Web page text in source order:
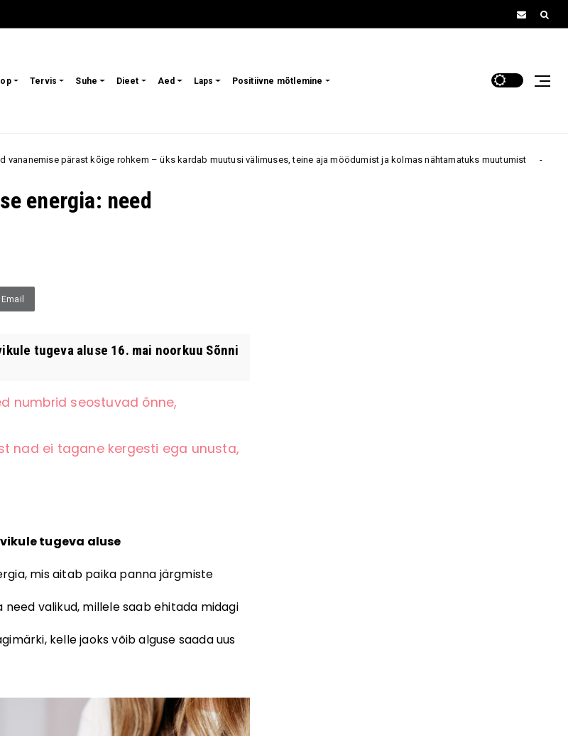
Tervis Suhe Dieet Aed Laps Positiivne mõtlemine
rohkem – üks kardab muutusi välimuses, teine aja möödumist ja kolmas nähtamatuks muutumist 70+ „Ma olen 50
energia: need
Email
tugeva aluse 16. mai noorkuu Sõnni
numbrid seostuvad õnne,
nad ei tagane kergesti ega unusta,
tugeva aluse
mis aitab paika panna järgmiste
need valikud, millele saab ehitada midagi
kelle jaoks võib alguse saada uus